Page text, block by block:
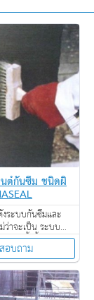
ต์กันซึม ชนิดผิ
ระบบกันซึมและ
ว่าจะเป็น ระบบ
านติดตั้งพื้น งาน
นเคลือบปกป้องพื้น
สะท้อนความร้อน
สอบถาม